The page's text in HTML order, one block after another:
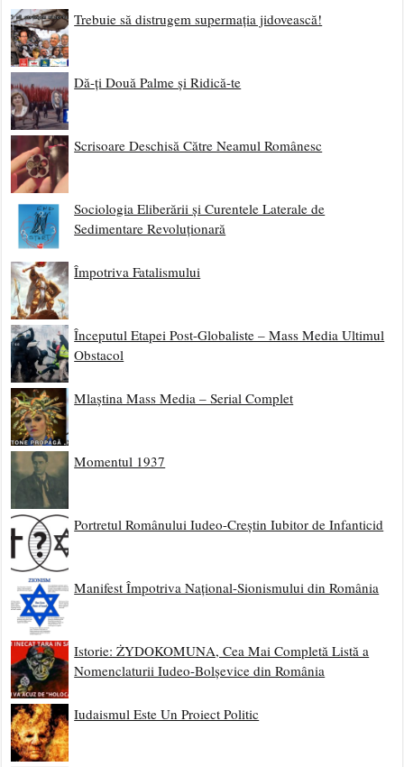
Trebuie să distrugem supermația jidovească!
Dă-ți Două Palme și Ridică-te
Scrisoare Deschisă Către Neamul Românesc
Sociologia Eliberării și Curentele Laterale de
Sedimentare Revoluționară
Împotriva Fatalismului
Începutul Etapei Post-Globaliste – Mass Media Ultimul
Obstacol
Mlaștina Mass Media – Serial Complet
Momentul 1937
Portretul Românului Iudeo-Creștin Iubitor de Infanticid
Manifest Împotriva Național-Sionismului din România
Istorie: ŻYDOKOMUNA, Cea Mai Completă Listă a
Nomenclaturii Iudeo-Bolșevice din România
Iudaismul Este Un Proiect Politic